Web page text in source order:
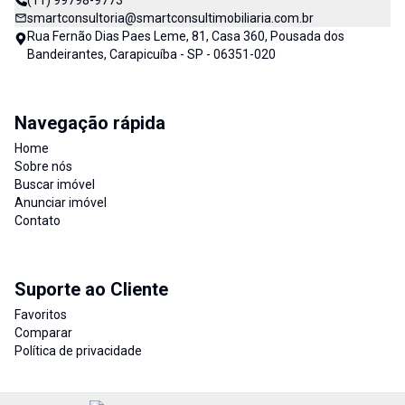
smartconsultoria@smartconsultimobiliaria.com.br
Rua Fernão Dias Paes Leme, 81, Casa 360, Pousada dos
Bandeirantes, Carapicuíba - SP - 06351-020
Navegação rápida
Home
Sobre nós
Buscar imóvel
Anunciar imóvel
Contato
Suporte ao Cliente
Favoritos
Comparar
Política de privacidade